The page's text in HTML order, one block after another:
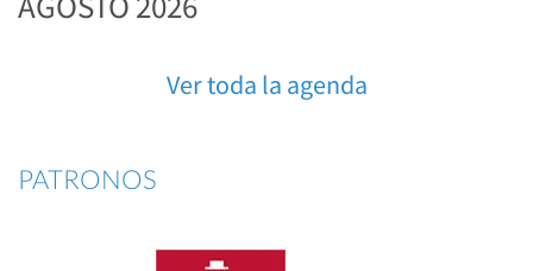
Ver toda la agenda
PATRONOS